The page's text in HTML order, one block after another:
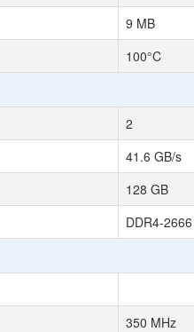
9 MB
100°C
2
41.6 GB/s
128 GB
DDR4-2666
350 MHz